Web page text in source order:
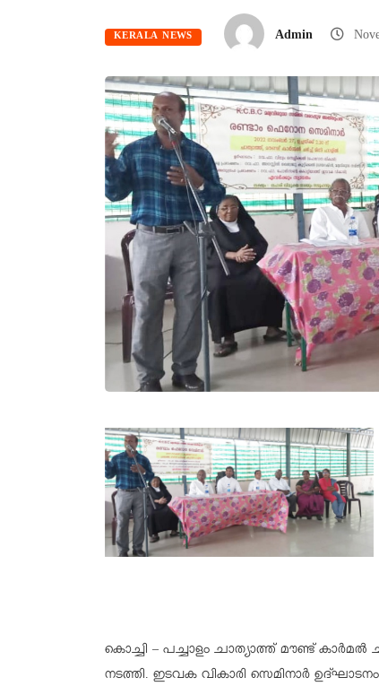
KERALA NEWS Admin
കൊച്ചി – പച്ചാളം ചാത്യാത്ത് മൗണ്ട്
നടത്തി. ഇടവക വികാരി സെമിനാർ